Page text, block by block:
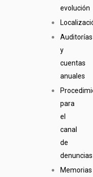
evolución
Auditorías
y
cuentas
anuales
para
el
canal
de
denuncias
Memorias